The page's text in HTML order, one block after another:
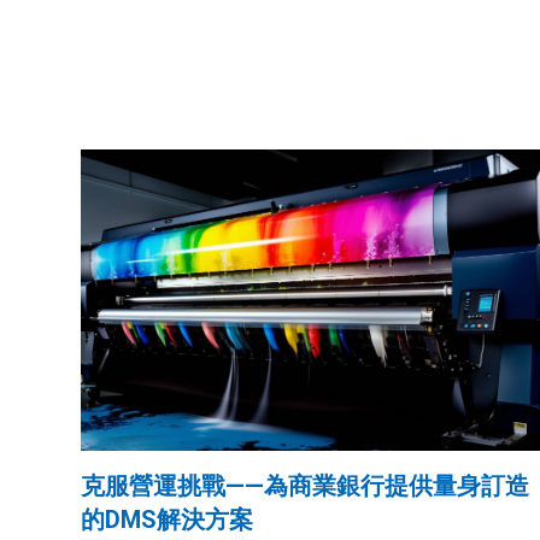
克服營運挑戰——為商業銀行提供量身訂造
的DMS解決方案